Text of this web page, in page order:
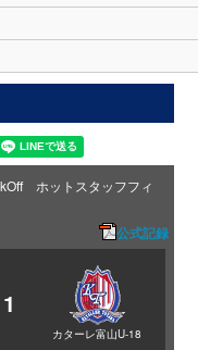
ホットスタッフフィ
公式記録
1
カターレ富山U-18